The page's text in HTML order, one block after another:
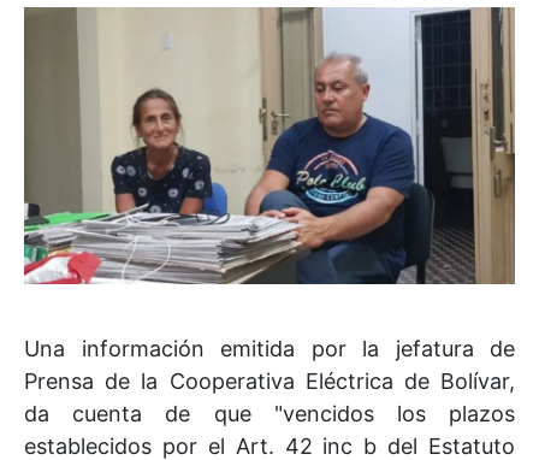
Una información emitida por la jefatura de
Prensa de la Cooperativa Eléctrica de Bolívar,
da cuenta de que "vencidos los plazos
establecidos por el Art. 42 inc b del Estatuto